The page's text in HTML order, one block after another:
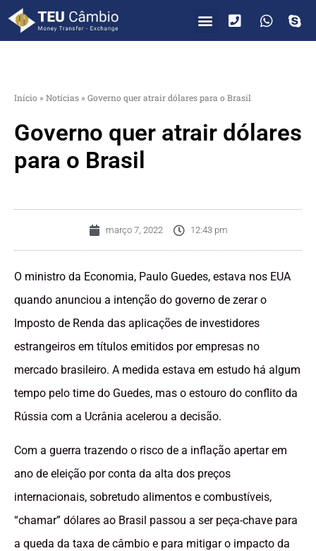
Início » Notícias » Governo quer atrair dólares para o Brasil
Governo quer atrair dólares
para o Brasil
março 7, 2022 12:43 pm
O ministro da Economia, Paulo Guedes, estava nos EUA
quando anunciou a intenção do governo de zerar o
Imposto de Renda das aplicações de investidores
estrangeiros em títulos emitidos por empresas no
mercado brasileiro. A medida estava em estudo há algum
tempo pelo time do Guedes, mas o estouro do conflito da
Rússia com a Ucrânia acelerou a decisão.
Com a guerra trazendo o risco de a inflação apertar em
ano de eleição por conta da alta dos preços
internacionais, sobretudo alimentos e combustíveis,
“chamar” dólares ao Brasil passou a ser peça-chave para
a queda da taxa de câmbio e para mitigar o impacto da